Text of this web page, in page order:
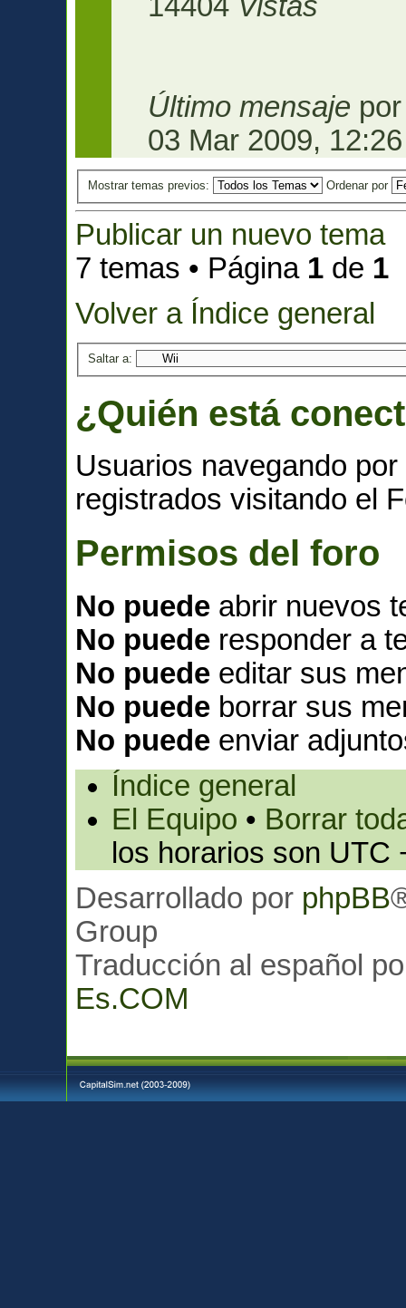
Último mensaje
03 Mar 2009, 12:26
Mostrar temas previos: Ordenar por
Publicar un nuevo tema
7 temas • Página 1 de 1
Volver a Índice general
Saltar a:
¿Quién está
Usuarios navegando
registrados visitando el
Permisos del foro
No puede abrir nuevos
No puede responder a
No puede editar sus
No puede borrar sus
No puede enviar
Índice general
El Equipo • Borrar
los horarios son UTC
Desarrollado por phpBB
Group
Traducción al español
Es.COM